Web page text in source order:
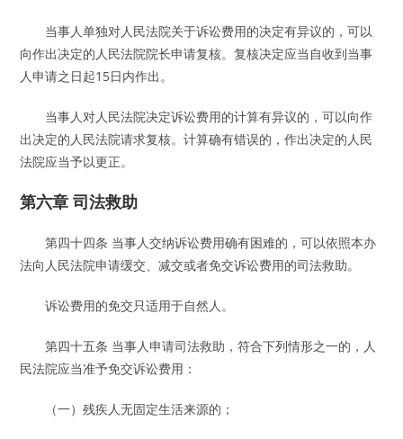
当事人单独对人民法院关于诉讼费用的决定有异议的，可以
向作出决定的人民法院院长申请复核。复核决定应当自收到当事
人申请之日起15日内作出。
当事人对人民法院决定诉讼费用的计算有异议的，可以向作
出决定的人民法院请求复核。计算确有错误的，作出决定的人民
法院应当予以更正。
第六章 司法救助
第四十四条 当事人交纳诉讼费用确有困难的，可以依照本办
法向人民法院申请缓交、减交或者免交诉讼费用的司法救助。
诉讼费用的免交只适用于自然人。
第四十五条 当事人申请司法救助，符合下列情形之一的，人
民法院应当准予免交诉讼费用：
（一）残疾人无固定生活来源的；